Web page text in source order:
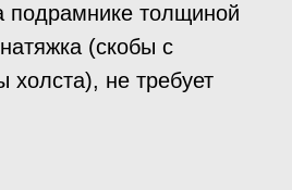
подрамнике толщиной
(скобы с
холста), не требует